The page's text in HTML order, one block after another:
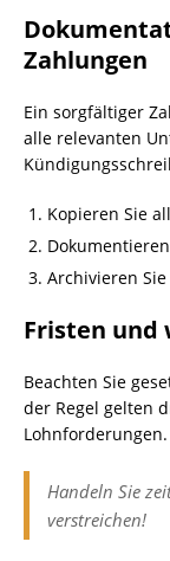
Zahlungen
Ein sorgfältiger
alle relevanten
Kopieren Sie
Archivieren
Fristen und
Beachten Sie
der Regel gelten
Lohnforderungen.
Handeln Sie
verstreichen!